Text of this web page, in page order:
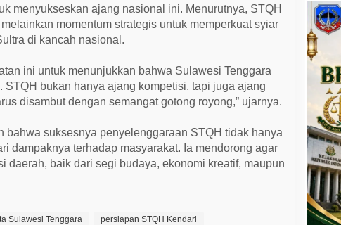
menyukseskan ajang nasional ini. Menurutnya, STQH
momentum strategis untuk memperkuat syiar
di kancah nasional.
ini untuk menunjukkan bahwa Sulawesi Tenggara
bukan hanya ajang kompetisi, tapi juga ajang
disambut dengan semangat gotong royong,” ujarnya.
bahwa suksesnya penyelenggaraan STQH tidak hanya
dampaknya terhadap masyarakat. Ia mendorong agar
daerah, baik dari segi budaya, ekonomi kreatif, maupun
Sulawesi Tenggara
persiapan STQH Kendari